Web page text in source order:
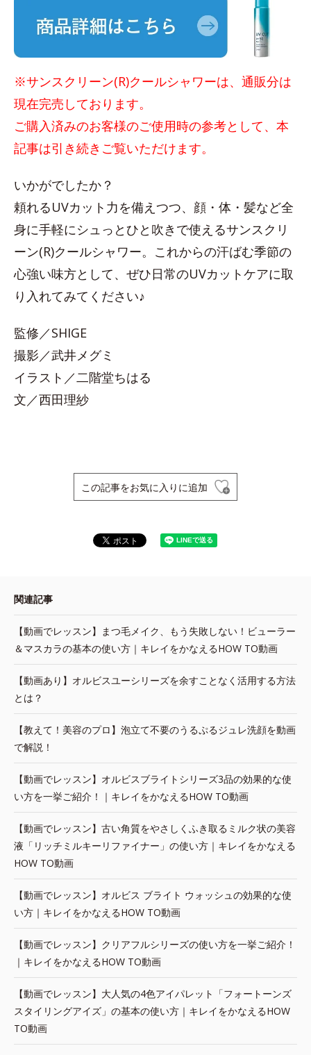
※サンスクリーン(R)クールシャワーは、通販分は
現在完売しております。
ご購入済みのお客様のご使用時の参考として、本
記事は引き続きご覧いただけます。
いかがでしたか？
頼れるUVカット力を備えつつ、顔・体・髪など全
身に手軽にシュっとひと吹きで使えるサンスクリ
ーン(R)クールシャワー。これからの汗ばむ季節の
心強い味方として、ぜひ日常のUVカットケアに取
り入れてみてください♪
監修／SHIGE
撮影／武井メグミ
イラスト／二階堂ちはる
文／西田理紗
この記事をお気に入りに追加
関連記事
【動画でレッスン】まつ毛メイク、もう失敗しない！ビューラー
＆マスカラの基本の使い方｜キレイをかなえるHOW TO動画
【動画あり】オルビスユーシリーズを余すことなく活用する方法
とは？
【教えて！美容のプロ】泡立て不要のうるぷるジュレ洗顔を動画
で解説！
【動画でレッスン】オルビスブライトシリーズ3品の効果的な使
い方を一挙ご紹介！｜キレイをかなえるHOW TO動画
【動画でレッスン】古い角質をやさしくふき取るミルク状の美容
液「リッチミルキーリファイナー」の使い方｜キレイをかなえる
HOW TO動画
【動画でレッスン】オルビス ブライト ウォッシュの効果的な使
い方｜キレイをかなえるHOW TO動画
【動画でレッスン】クリアフルシリーズの使い方を一挙ご紹介！
｜キレイをかなえるHOW TO動画
【動画でレッスン】大人気の4色アイパレット「フォートーンズ
スタイリングアイズ」の基本の使い方｜キレイをかなえるHOW
TO動画